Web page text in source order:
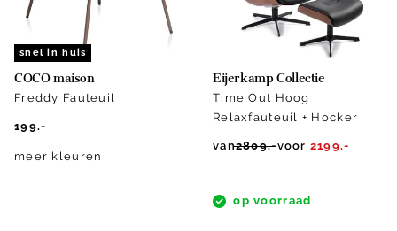
snel in huis
COCO maison
Freddy Fauteuil
199.-
meer kleuren
Eijerkamp Collectie
Time Out Hoog
Relaxfauteuil + Hocker
van2809.-voor 2199.-
op voorraad